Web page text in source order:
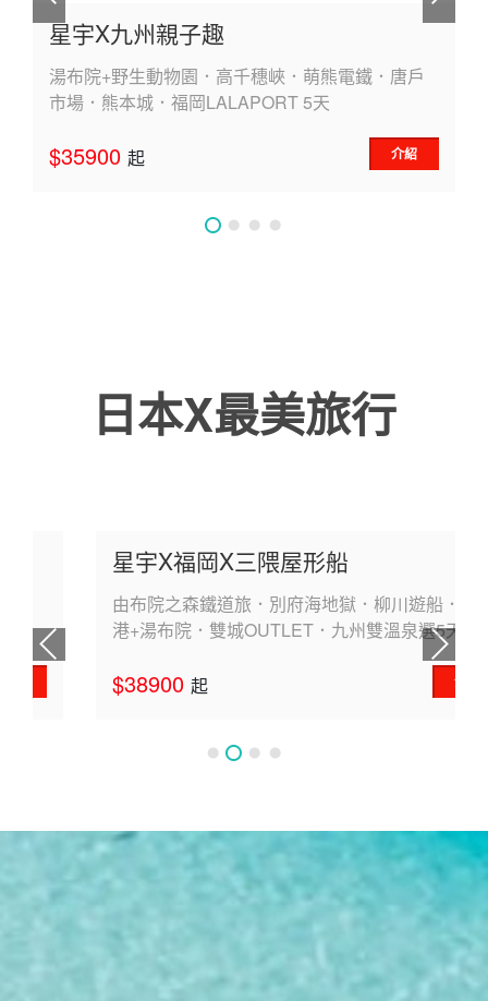
星宇X九州親子趣
湯布院+野生動物園．高千穗峽．萌熊電鐵．唐戶
市場．熊本城．福岡LALAPORT 5天
$35900 起 介紹
日本X最美旅行
星宇X福岡X三隈屋形船
由布院之森鐵道旅．別府海地獄．柳川遊船．門司
港+湯布院．雙城OUTLET．九州雙溫泉選5天
$38900起